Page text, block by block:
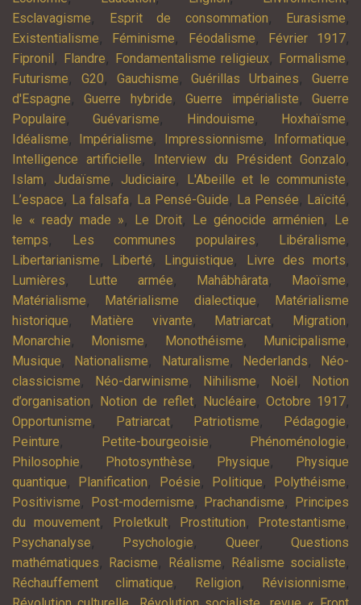
Esclavagisme, Esprit de consommation, Eurasisme,
Existentialisme, Féminisme, Féodalisme, Février 1917,
Fipronil , Flandre, Fondamentalisme religieux, Formalisme,
Futurisme, G20, Gauchisme,Guérillas Urbaines,Guerre
d'Espagne,Guerre hybride,Guerre impérialiste,Guerre
Populaire,Guévarisme, Hindouisme, Hoxhaïsme,
Idéalisme, Impérialisme, Impressionnisme, Informatique,
Intelligence artificielle, Interview du Président Gonzalo,
Islam, Judaïsme, Judiciaire, L'Abeille et le communiste,
L’espace, La falsafa, La Pensé-Guide, La Pensée, Laïcité,
le « ready made », Le Droit, Le génocide arménien,
Le
temps, Les communes populaires, Libéralisme,
Libertarianisme, Liberté, Linguistique, Livre des morts,
Lumières, Lutte armée, Mahâbhârata, Maoïsme,
Matérialisme, Matérialisme dialectique,
Matérialisme
historique, Matière vivante, Matriarcat, Migration,
Monarchie, Monisme, Monothéisme, Municipalisme,
Musique, Nationalisme, Naturalisme, Nederlands,
Néo-
classicisme, Néo-darwinisme, Nihilisme, Noël ,
Notion
d’organisation, Notion de reflet, Nucléaire, Octobre 1917,
Opportunisme, Patriarcat, Patriotisme, Pédagogie,
Peinture, Petite-bourgeoisie, Phénoménologie,
Philosophie, Photosynthèse, Physique,
Physique
quantique, Planification, Poésie, Politique, Polythéisme,
Positivisme, Post-modernisme, Prachandisme,
Principes
du mouvement, Proletkult, Prostitution, Protestantisme,
Psychanalyse, Psychologie, Queer,Questions
mathématiques, Racisme, Réalisme, Réalisme socialiste,
Réchauffement climatique, Religion, Révisionnisme,